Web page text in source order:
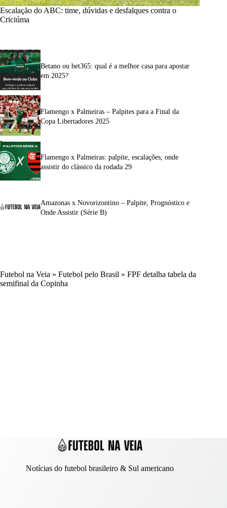
Escalação do ABC: time, dúvidas e desfalques contra o
Criciúma
Betano ou bet365: qual é a melhor casa para apostar
em 2025?
Flamengo x Palmeiras – Palpites para a Final da
Copa Libertadores 2025
Flamengo x Palmeiras: palpite, escalações, onde
assistir do clássico da rodada 29
Amazonas x Novorizontino – Palpite, Prognóstico e
Onde Assistir (Série B)
Futebol na Veia » Futebol pelo Brasil » FPF detalha tabela da
semifinal da Copinha
Notícias do futebol brasileiro & Sul americano